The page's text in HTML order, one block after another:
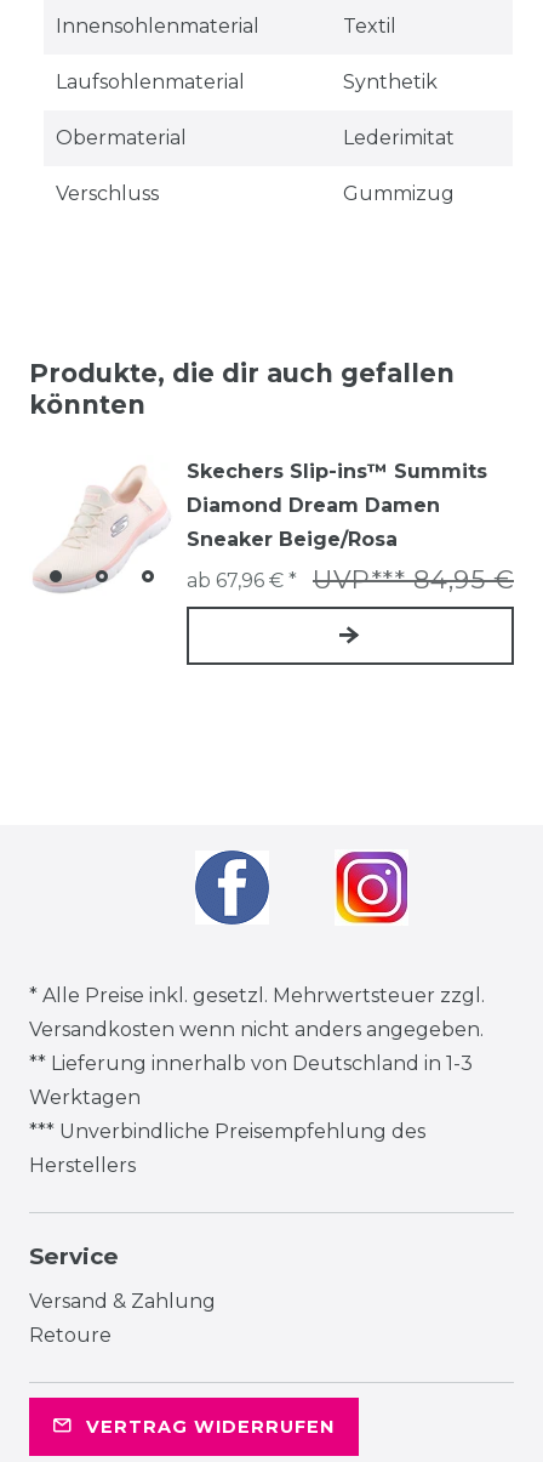
Innensohlenmaterial Textil
Laufsohlenmaterial Synthetik
Obermaterial Lederimitat
Verschluss Gummizug
Produkte, die dir auch gefallen
könnten
Skechers Slip-ins™ Summits
Diamond Dream Damen
Sneaker Beige/Rosa
UVP*** 84,95 €
ab 67,96 € *
* Alle Preise inkl. gesetzl. Mehrwertsteuer zzgl.
Versandkosten wenn nicht anders angegeben.
** Lieferung innerhalb von Deutschland in 1-3
Werktagen
*** Unverbindliche Preisempfehlung des
Herstellers
Service
Versand & Zahlung
Retoure
VERTRAG WIDERRUFEN